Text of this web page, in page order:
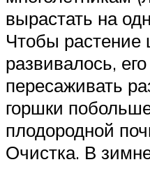
вырастать на
Чтобы растение
развивалось,
пересаживать
горшки
плодородной
Очистка. В